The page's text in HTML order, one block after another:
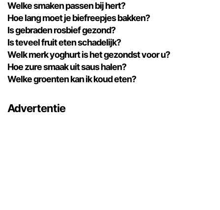
Welke smaken passen bij hert?
Hoe lang moet je biefreepjes bakken?
Is gebraden rosbief gezond?
Is teveel fruit eten schadelijk?
Welk merk yoghurt is het gezondst voor u?
Hoe zure smaak uit saus halen?
Welke groenten kan ik koud eten?
Advertentie